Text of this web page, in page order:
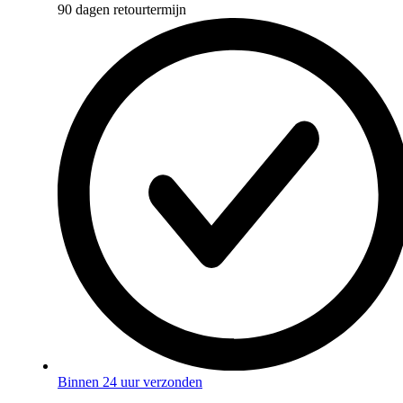
90 dagen retourtermijn
Binnen 24 uur verzonden